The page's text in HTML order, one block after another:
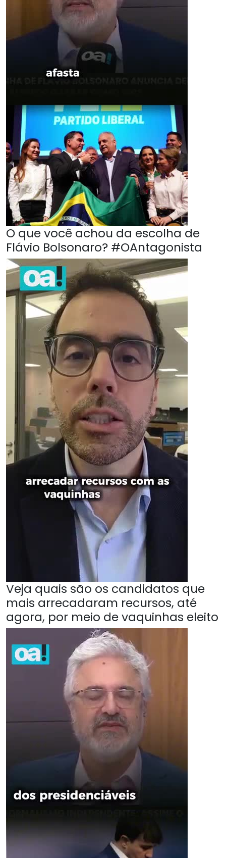
O que você achou da escolha de
Flávio Bolsonaro? #OAntagonista
Veja quais são os candidatos que
mais arrecadaram recursos, até
agora, por meio de vaquinhas eleito